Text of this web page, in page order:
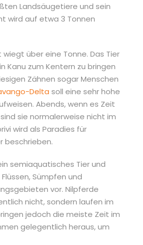
Landsäugetiere und sein
wird auf etwa 3 Tonnen
wiegt über eine Tonne. Das Tier
Kanu zum Kentern zu bringen
Zähnen sogar Menschen
Delta soll eine sehr hohe
Abends, wenn es Zeit
sie normalerweise nicht im
wird als Paradies für
beschrieben.
semiaquatisches Tier und
Sümpfen und
vor. Nilpferde
nicht, sondern laufen im
jedoch die meiste Zeit im
gelegentlich heraus, um